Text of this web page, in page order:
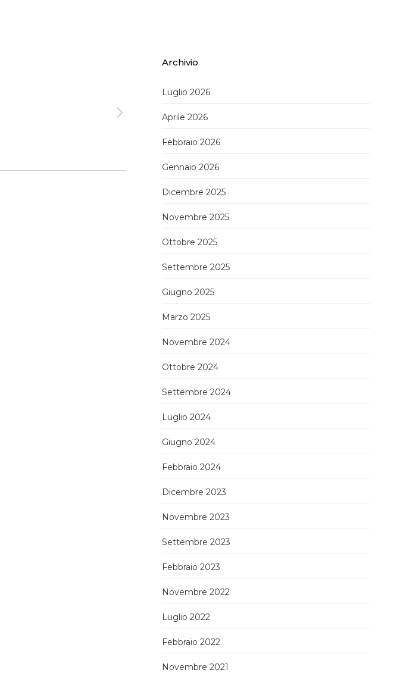
Archivio
Luglio 2026
Aprile 2026
Febbraio 2026
Gennaio 2026
Dicembre 2025
Novembre 2025
Ottobre 2025
Settembre 2025
Giugno 2025
Marzo 2025
Novembre 2024
Ottobre 2024
Settembre 2024
Luglio 2024
Giugno 2024
Febbraio 2024
Dicembre 2023
Novembre 2023
Settembre 2023
Febbraio 2023
Novembre 2022
Luglio 2022
Febbraio 2022
Novembre 2021